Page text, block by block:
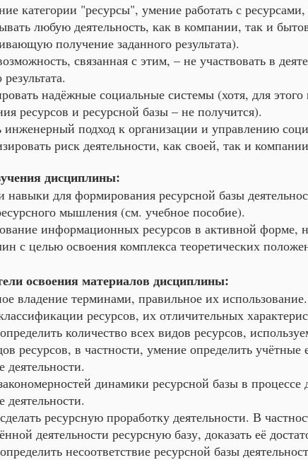
категории "ресурсы", умение работать с
любую деятельность, как в компании, так и
получение заданного результата).
связанная с этим, – не участвовать в
надёжные социальные системы (хотя, для
ресурсов и ресурсной базы – не получится).
инженерный подход к организации и управлению
риск деятельности, как своей, так и
дисциплины:
навыки для формирования ресурсной базы
мышления (см. учебное пособие).
информационных ресурсов в активной форме,
с целью освоения комплекса теоретических
освоения материалов дисциплины:
владение терминами, правильное их использование.
ресурсов, их отличительных
количество всех видов ресурсов,
ресурсов, в частности, умение определить
деятельности.
динамики ресурсной базы в
деятельности.
ресурсную проработку деятельности. В
деятельности ресурсную базу, доказать её
несоответствие ресурсной базы